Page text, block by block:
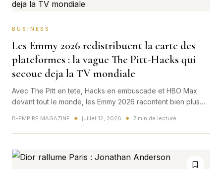
BUSINESS
Les Emmy 2026 redistribuent la carte des
plateformes : la vague The Pitt-Hacks qui
secoue deja la TV mondiale
Avec The Pitt en tete, Hacks en embuscade et HBO Max
devant tout le monde, les Emmy 2026 racontent bien plus
culturel des plateformes.
B-EMPIRE MAGAZINE ◆ juillet 12, 2026 ◆ 7 min de lecture